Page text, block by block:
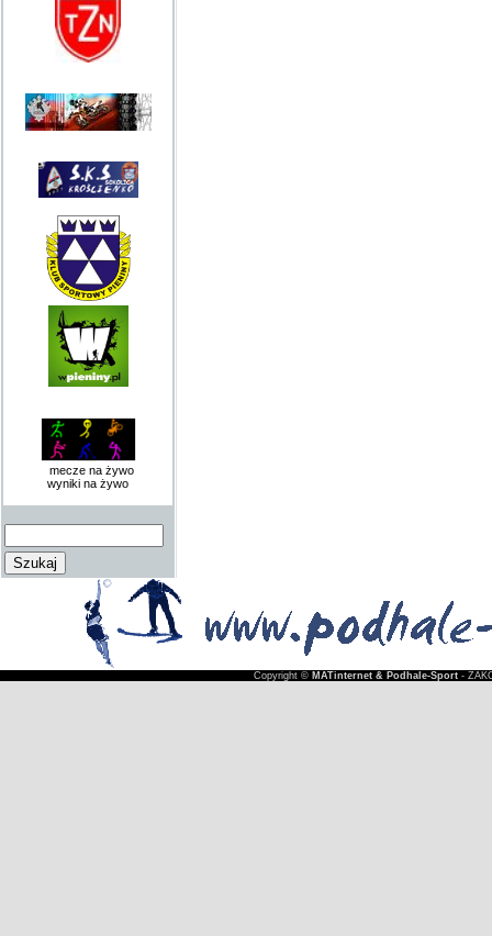
mecze na żywo
wyniki na żywo
Copyright © MATinternet & Podhale-Sport-